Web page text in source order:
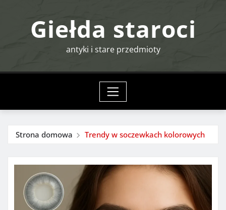
Giełda staroci
antyki i stare przedmioty
Strona domowa Trendy w soczewkach kolorowych